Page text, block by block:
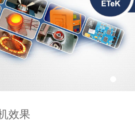
效果